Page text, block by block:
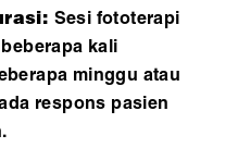
Sesi fototerapi
kali
minggu atau
respons pasien